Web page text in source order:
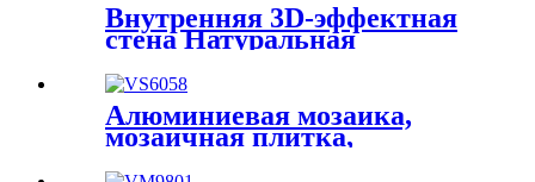
Внутренняя 3D-эффектная
стена Натуральная
деревенская деревянная
мозаика Древесный уголь
Щиток Паркет Полоса
Плитка Стеклянная
мозаика
Алюминиевая мозаика,
мозаичная плитка,
художественная каменная